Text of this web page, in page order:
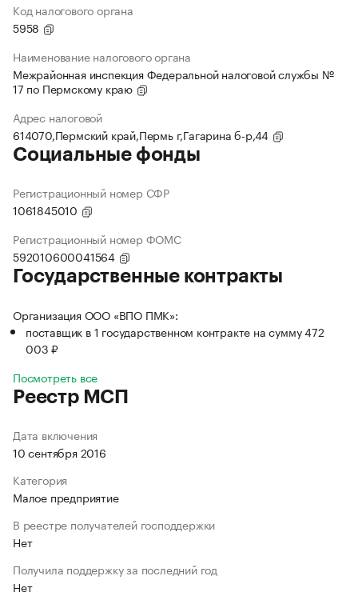
Код налогового органа
5958
Наименование налогового органа
Межрайонная инспекция Федеральной налоговой службы №
17 по Пермскому краю
Адрес налоговой
614070,Пермский край,Пермь г,Гагарина б-р,44
Социальные фонды
Регистрационный номер СФР
1061845010
Регистрационный номер ФОМС
592010600041564
Государственные контракты
Организация ООО «ВПО ПМК»:
поставщик в 1 государственном контракте на сумму 472
003 ₽
Посмотреть все
Реестр МСП
Дата включения
10 сентября 2016
Категория
Малое предприятие
В реестре получателей господдержки
Нет
Получила поддержку за последний год
Нет